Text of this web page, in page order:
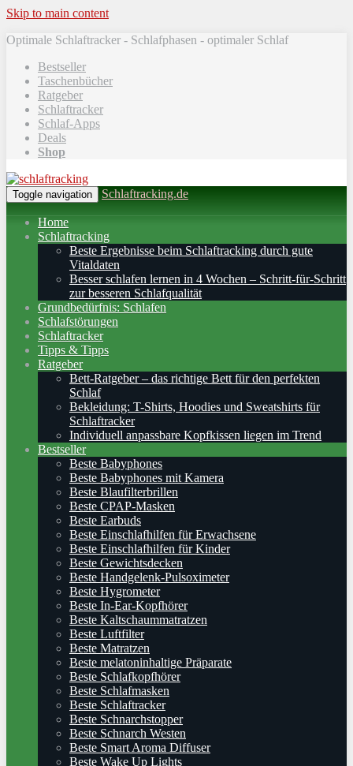
Skip to main content
Optimale Schlaftracker - Schlafphasen - optimaler Schlaf
Bestseller
Taschenbücher
Ratgeber
Schlaftracker
Schlaf-Apps
Deals
Shop
Toggle navigation Schlaftracking.de
Home
Schlaftracking
Beste Ergebnisse beim Schlaftracking durch gute
Vitaldaten
Besser schlafen lernen in 4 Wochen – Schritt‑für‑Schritt
zur besseren Schlafqualität
Grundbedürfnis: Schlafen
Schlafstörungen
Schlaftracker
Tipps & Tipps
Ratgeber
Bett-Ratgeber – das richtige Bett für den perfekten
Schlaf
Bekleidung: T-Shirts, Hoodies und Sweatshirts für
Schlaftracker
Individuell anpassbare Kopfkissen liegen im Trend
Bestseller
Beste Babyphones
Beste Babyphones mit Kamera
Beste Blaufilterbrillen
Beste CPAP-Masken
Beste Earbuds
Beste Einschlafhilfen für Erwachsene
Beste Einschlafhilfen für Kinder
Beste Gewichtsdecken
Beste Handgelenk-Pulsoximeter
Beste Hygrometer
Beste In-Ear-Kopfhörer
Beste Kaltschaummatratzen
Beste Luftfilter
Beste Matratzen
Beste melatoninhaltige Präparate
Beste Schlafkopfhörer
Beste Schlafmasken
Beste Schlaftracker
Beste Schnarchstopper
Beste Schnarch Westen
Beste Smart Aroma Diffuser
Beste Wake Up Lights